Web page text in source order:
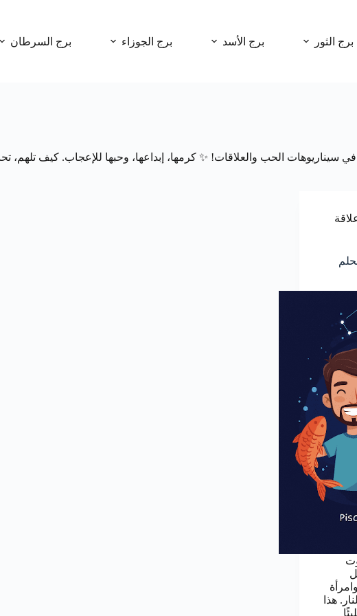
برج الثور برج الأسد برج الجوزاء برج السرطان
سيناريوهات الحب والعلاقات! ✨ كرمها، إبداعها، وحبها للإعجاب. كيف تلهم،
هذا